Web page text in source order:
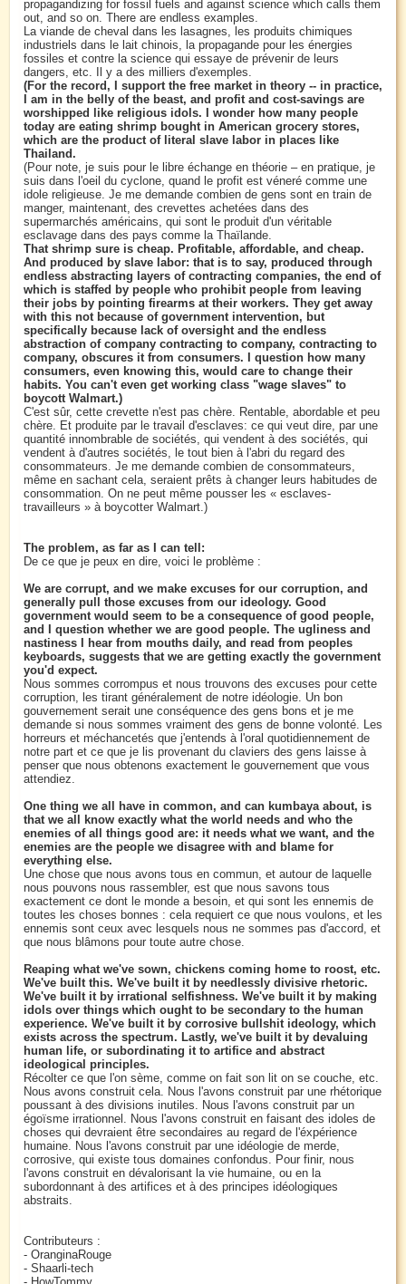
propagandizing for fossil fuels and against science which calls them
out, and so on. There are endless examples.
La viande de cheval dans les lasagnes, les produits chimiques
industriels dans le lait chinois, la propagande pour les énergies
fossiles et contre la science qui essaye de prévenir de leurs
dangers, etc. Il y a des milliers d'exemples.
(For the record, I support the free market in theory -- in practice,
I am in the belly of the beast, and profit and cost-savings are
worshipped like religious idols. I wonder how many people
today are eating shrimp bought in American grocery stores,
which are the product of literal slave labor in places like
Thailand.
(Pour note, je suis pour le libre échange en théorie – en pratique, je
suis dans l'oeil du cyclone, quand le profit est véneré comme une
idole religieuse. Je me demande combien de gens sont en train de
manger, maintenant, des crevettes achetées dans des
supermarchés américains, qui sont le produit d'un véritable
esclavage dans des pays comme la Thaïlande.
That shrimp sure is cheap. Profitable, affordable, and cheap.
And produced by slave labor: that is to say, produced through
endless abstracting layers of contracting companies, the end of
which is staffed by people who prohibit people from leaving
their jobs by pointing firearms at their workers. They get away
with this not because of government intervention, but
specifically because lack of oversight and the endless
abstraction of company contracting to company, contracting to
company, obscures it from consumers. I question how many
consumers, even knowing this, would care to change their
habits. You can't even get working class "wage slaves" to
boycott Walmart.)
C'est sûr, cette crevette n'est pas chère. Rentable, abordable et peu
chère. Et produite par le travail d'esclaves: ce qui veut dire, par une
quantité innombrable de sociétés, qui vendent à des sociétés, qui
vendent à d'autres sociétés, le tout bien à l'abri du regard des
consommateurs. Je me demande combien de consommateurs,
même en sachant cela, seraient prêts à changer leurs habitudes de
consommation. On ne peut même pousser les « esclaves-
travailleurs » à boycotter Walmart.)
The problem, as far as I can tell:
De ce que je peux en dire, voici le problème :
We are corrupt, and we make excuses for our corruption, and
generally pull those excuses from our ideology. Good
government would seem to be a consequence of good people,
and I question whether we are good people. The ugliness and
nastiness I hear from mouths daily, and read from peoples
keyboards, suggests that we are getting exactly the government
you'd expect.
Nous sommes corrompus et nous trouvons des excuses pour cette
corruption, les tirant généralement de notre idéologie. Un bon
gouvernement serait une conséquence des gens bons et je me
demande si nous sommes vraiment des gens de bonne volonté. Les
horreurs et méchancetés que j'entends à l'oral quotidiennement de
notre part et ce que je lis provenant du claviers des gens laisse à
penser que nous obtenons exactement le gouvernement que vous
attendiez.
One thing we all have in common, and can kumbaya about, is
that we all know exactly what the world needs and who the
enemies of all things good are: it needs what we want, and the
enemies are the people we disagree with and blame for
everything else.
Une chose que nous avons tous en commun, et autour de laquelle
nous pouvons nous rassembler, est que nous savons tous
exactement ce dont le monde a besoin, et qui sont les ennemis de
toutes les choses bonnes : cela requiert ce que nous voulons, et les
ennemis sont ceux avec lesquels nous ne sommes pas d'accord, et
que nous blâmons pour toute autre chose.
Reaping what we've sown, chickens coming home to roost, etc.
We've built this. We've built it by needlessly divisive rhetoric.
We've built it by irrational selfishness. We've built it by making
idols over things which ought to be secondary to the human
experience. We've built it by corrosive bullshit ideology, which
exists across the spectrum. Lastly, we've built it by devaluing
human life, or subordinating it to artifice and abstract
ideological principles.
Récolter ce que l'on sème, comme on fait son lit on se couche, etc.
Nous avons construit cela. Nous l'avons construit par une rhétorique
poussant à des divisions inutiles. Nous l'avons construit par un
égoïsme irrationnel. Nous l'avons construit en faisant des idoles de
choses qui devraient être secondaires au regard de l'éxpérience
humaine. Nous l'avons construit par une idéologie de merde,
corrosive, qui existe tous domaines confondus. Pour finir, nous
l'avons construit en dévalorisant la vie humaine, ou en la
subordonnant à des artifices et à des principes idéologiques
abstraits.
Contributeurs :
- OranginaRouge
- Shaarli-tech